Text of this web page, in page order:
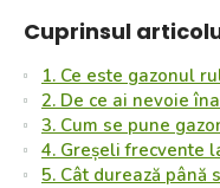
Cuprinsul
1. Ce este gazonul
2. De ce ai nevoie
3. Cum se pune
4. Greșeli frecvente
5. Cât durează până